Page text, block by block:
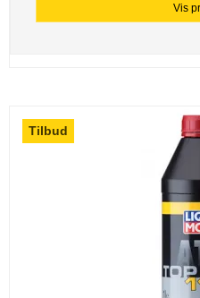
Vis
Tilbud